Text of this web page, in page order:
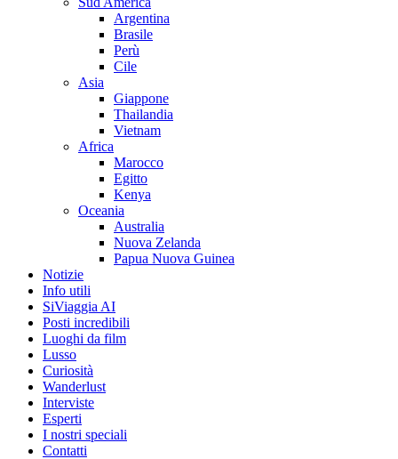
Argentina
Brasile
Perù
Cile
Asia
Giappone
Thailandia
Vietnam
Africa
Marocco
Egitto
Kenya
Oceania
Australia
Nuova Zelanda
Papua Nuova Guinea
Notizie
Info utili
SiViaggia AI
Posti incredibili
Luoghi da film
Lusso
Curiosità
Wanderlust
Interviste
Esperti
I nostri speciali
Contatti